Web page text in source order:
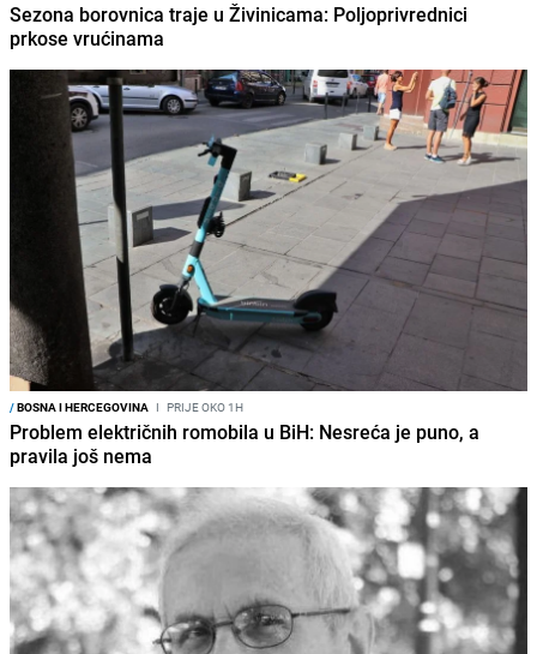
Sezona borovnica traje u Živinicama: Poljoprivrednici
prkose vrućinama
/BOSNA I HERCEGOVINA I PRIJE OKO 1H
Problem električnih romobila u BiH: Nesreća je puno, a
pravila još nema